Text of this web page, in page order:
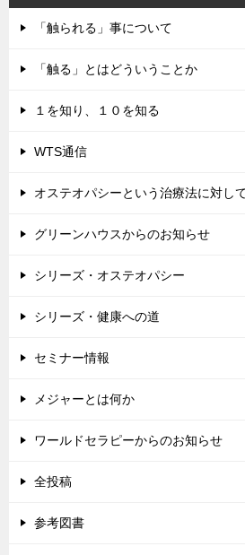
「触られる」事について
「触る」とはどういうことか
１を知り、１０を知る
WTS通信
オステオパシーという治療法に対し
グリーンハウスからのお知らせ
シリーズ・オステオパシー
シリーズ・健康への道
セミナー情報
メジャーとは何か
ワールドセラピーからのお知らせ
全投稿
参考図書